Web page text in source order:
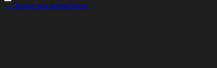
← Retour aux perspectives